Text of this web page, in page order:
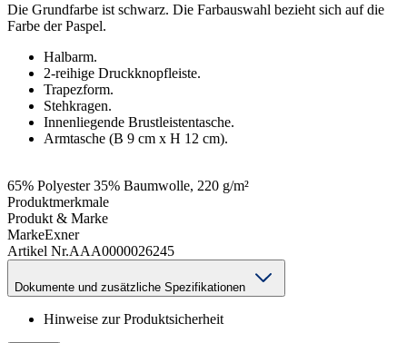
Die Grundfarbe ist schwarz. Die Farbauswahl bezieht sich auf die
Farbe der Paspel.
Halbarm.
2-reihige Druckknopfleiste.
Trapezform.
Stehkragen.
Innenliegende Brustleistentasche.
Armtasche (B 9 cm x H 12 cm).
65% Polyester 35% Baumwolle, 220 g/m²
Produktmerkmale
Produkt & Marke
MarkeExner
Artikel Nr.AAA0000026245
Dokumente und zusätzliche Spezifikationen
Hinweise zur Produktsicherheit